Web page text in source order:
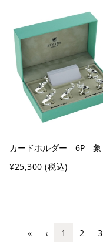
カードホルダー 6P 象
¥25,300 (税込)
« ‹ 1 2 3